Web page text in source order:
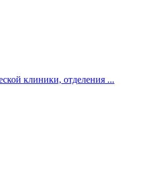
клиники, отделения ...